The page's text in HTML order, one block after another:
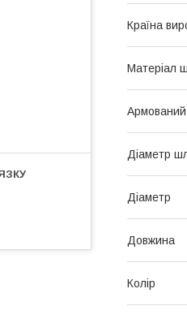
Країна
Матеріал
Діаметр
Діаметр
Довжина
Колір